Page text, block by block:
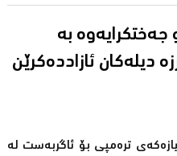
بە
دیلەكان ئازاددەکرێن
ترەمپی بۆ ئاگربەست لە